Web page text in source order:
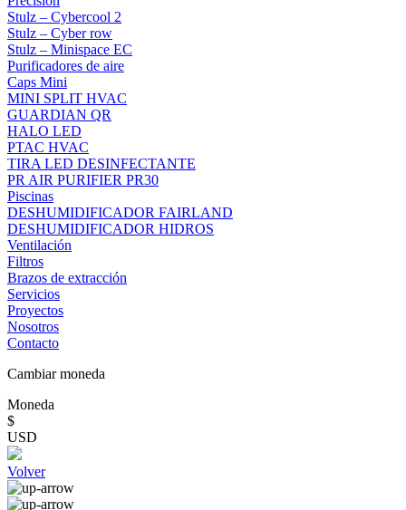
Stulz – Cybercool 2
Stulz – Cyber row
Stulz – Minispace EC
Purificadores de aire
Caps Mini
MINI SPLIT HVAC
GUARDIAN QR
HALO LED
PTAC HVAC
TIRA LED DESINFECTANTE
PR AIR PURIFIER PR30
Piscinas
DESHUMIDIFICADOR FAIRLAND
DESHUMIDIFICADOR HIDROS
Ventilación
Filtros
Brazos de extracción
Servicios
Proyectos
Nosotros
Contacto
Cambiar moneda
Moneda
$
USD
Volver